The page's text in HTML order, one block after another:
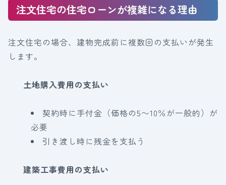
注文住宅の住宅ローンが複雑になる理由
注文住宅の場合、建物完成前に複数回の支払いが発生
します。
土地購入費用の支払い
契約時に手付金（価格の5〜10％が一般的）が
必要
引き渡し時に残金を支払う
建築工事費用の支払い